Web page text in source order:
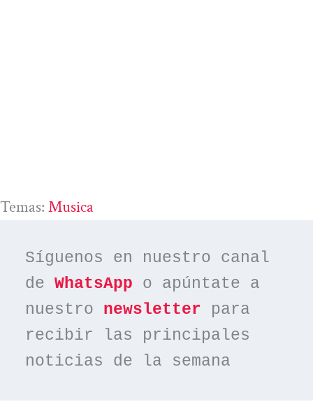
Temas: Musica
Síguenos en nuestro canal
de WhatsApp o apúntate a
nuestro newsletter para
recibir las principales
noticias de la semana